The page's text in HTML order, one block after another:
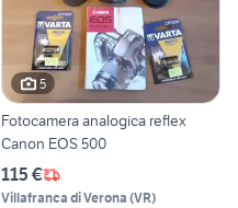
5
Fotocamera analogica reflex
Canon EOS 500
115 €
Villafranca di Verona (VR)